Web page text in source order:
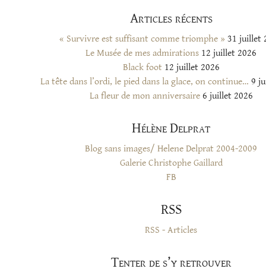
Articles récents
« Survivre est suffisant comme triomphe » 31 juillet
Le Musée de mes admirations 12 juillet 2026
Black foot 12 juillet 2026
La tête dans l’ordi, le pied dans la glace, on continue… 9
La fleur de mon anniversaire 6 juillet 2026
Hélène Delprat
Blog sans images/ Helene Delprat 2004-2009
Galerie Christophe Gaillard
FB
RSS
RSS - Articles
Tenter de s’y retrouver